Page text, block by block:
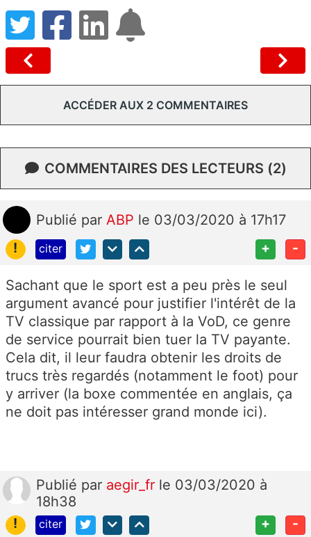
ACCÉDER AUX 2 COMMENTAIRES
COMMENTAIRES DES LECTEURS (2)
Publié par ABP le 03/03/2020 à 17h17
!
citer + -
Sachant que le sport est a peu près le seul
argument avancé pour justifier l'intérêt de la
TV classique par rapport à la VoD, ce genre
de service pourrait bien tuer la TV payante.
Cela dit, il leur faudra obtenir les droits de
trucs très regardés (notamment le foot) pour
y arriver (la boxe commentée en anglais, ça
ne doit pas intéresser grand monde ici).
Publié par aegir_fr le 03/03/2020 à
18h38
!
citer + -